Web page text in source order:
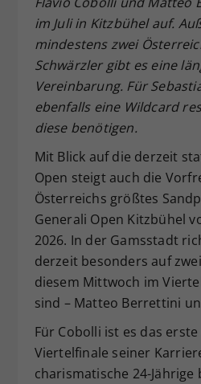
im Juli in Kitzbühel auf.
mindestens zwei
Schwärzler gibt es eine
Vereinbarung. Für
ebenfalls eine Wildcard
diese benötigen.
Mit Blick auf die derzeit
Open steigt auch die
Österreichs größtes
Generali Open Kitzbühel
2026. In der Gamsstadt
derzeit besonders auf
diesem Mittwoch im
sind – Matteo Berrettini
Für Cobolli ist es das
Viertelfinale seiner
charismatische 24-
Zweck
Dieser Wert
Einstellungen.
historische
vorgenommen
Webseiten-
hat.